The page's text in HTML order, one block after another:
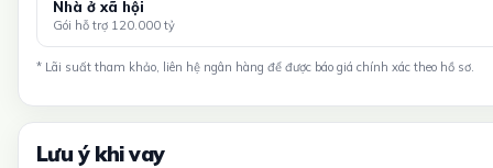
Nhà ở xã hội
Gói hỗ trợ 120.000 tỷ
* Lãi suất tham khảo, liên hệ ngân hàng để được báo giá chính xác theo hồ sơ.
Lưu ý khi vay